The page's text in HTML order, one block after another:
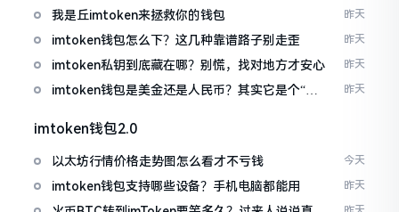
招能救急
我是丘imtoken来拯救你的钱包 昨天
imtoken钱包怎么下？这几种靠谱路子别走歪 昨天
imtoken私钥到底藏在哪？别慌，找对地方才安心 昨天
imtoken钱包是美金还是人民币？其实它是个“多
昨天
imtoken钱包2.0
以太坊行情价格走势图怎么看才不亏钱 今天
imtoken钱包支持哪些设备？手机电脑都能用 昨天